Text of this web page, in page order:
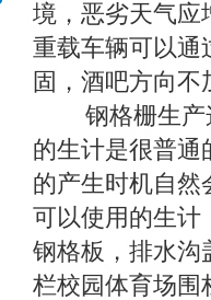
境，恶劣天气应
重载车辆可以通
固，酒吧方向
钢格栅生产
的生计是很普通
的产生时机自然
可以使用的生计
钢格板，排水沟
栏校园体育场围